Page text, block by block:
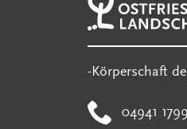
-Körperschaft
04941